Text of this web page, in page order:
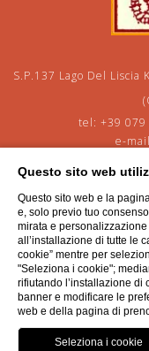
S.P.137 Lago Del
tel: +39
e-
CONTATTI
DATI
Questo sito web
Questo sito web e la
e, solo previo tuo
mirata e
all’installazione di tutte le
cookie” mentre per
"Seleziona i cookie";
rifiutando l’installazione di
banner e modificare le
web e della pagina di